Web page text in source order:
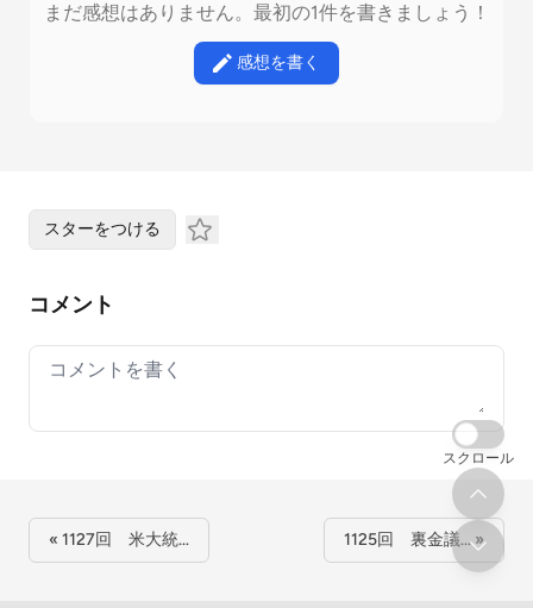
まだ感想はありません。最初の1件を書きましょう！
感想を書く
スターをつける
コメント
Your comment
« 1127回 米大統… 1125回 裏金議… »
スクロール